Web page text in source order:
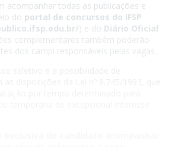
acompanhar todas as publicações e
do portal de concursos do IFSP
) e do Diário Oficial
complementares também poderão
dos campi responsáveis pelas vagas.